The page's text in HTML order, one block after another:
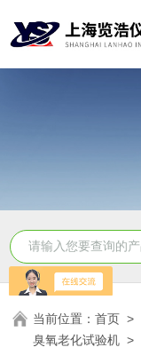
当前位置：首页 >
臭氧老化试验机 >